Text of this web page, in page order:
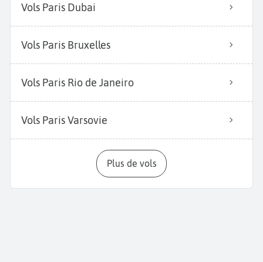
Vols Paris Dubai
Vols Paris Bruxelles
Vols Paris Rio de Janeiro
Vols Paris Varsovie
Plus de vols